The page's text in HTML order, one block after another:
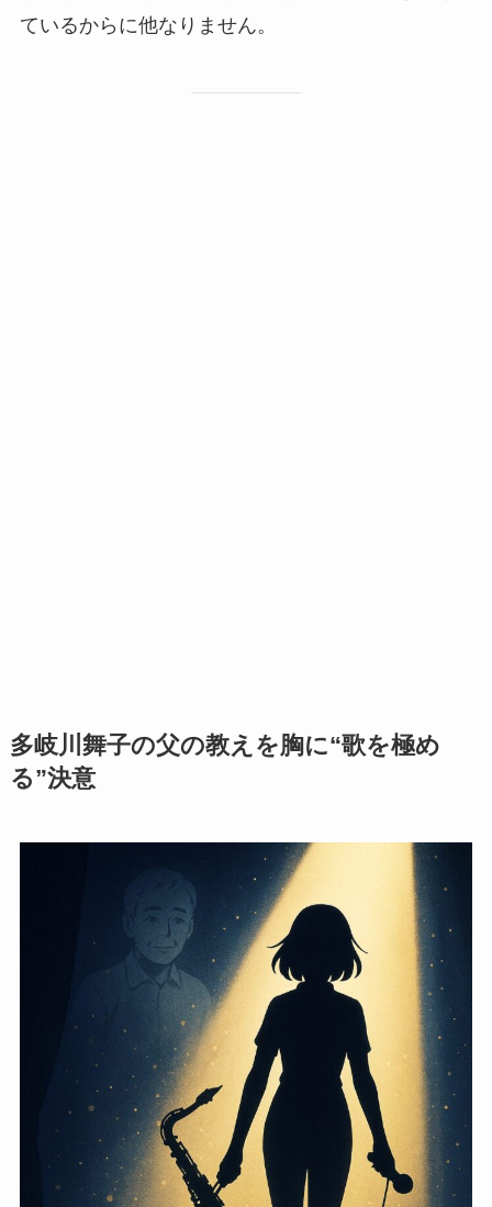
ているからに他なりません。
多岐川舞子の父の教えを胸に“歌を極め
る”決意